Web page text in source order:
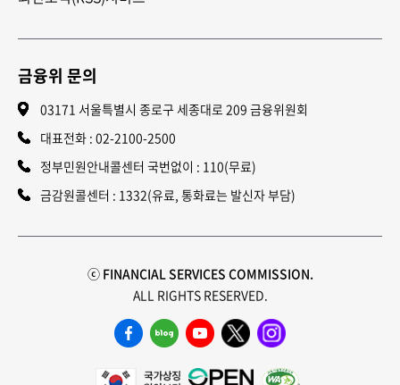
금융위 문의
03171 서울특별시 종로구 세종대로 209 금융위원회
대표전화 : 02-2100-2500
정부민원안내콜센터 국번없이 : 110(무료)
금감원콜센터 : 1332(유료, 통화료는 발신자 부담)
ⓒ FINANCIAL SERVICES COMMISSION.
ALL RIGHTS RESERVED.